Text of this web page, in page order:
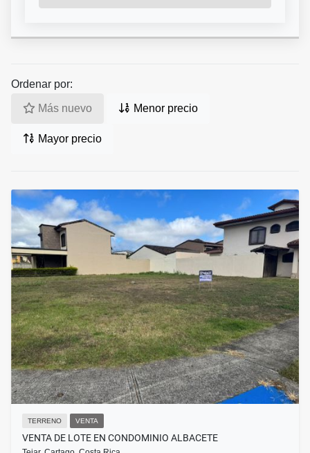
Ordenar por:
Más nuevo Menor precio
Mayor precio
TERRENO VENTA
VENTA DE LOTE EN CONDOMINIO ALBACETE